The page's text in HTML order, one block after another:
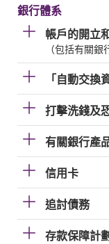
銀行體系
帳戶的開立
（包括有關銀
「自動交換
打擊洗錢及
有關銀行產
信用卡
追討債務
存款保障計劃